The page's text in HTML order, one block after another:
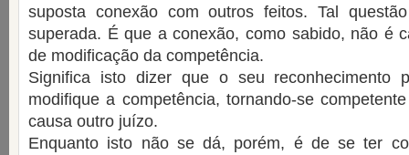
suposta conexão com outros feitos. Tal
superada. É que a conexão, como sabido, não é
de modificação da competência.
Significa isto dizer que o seu reconhecimento
modifique a competência, tornando-se
causa outro juízo.
Enquanto isto não se dá, porém, é de se ter